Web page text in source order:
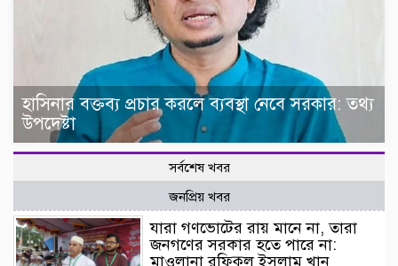
হাসিনার বক্তব্য প্রচার করলে ব্যবস্থা নেবে সরকার: তথ্য
উপদেষ্টা
সর্বশেষ খবর
জনপ্রিয় খবর
যারা গণভোটের রায় মানে না, তারা
জনগণের সরকার হতে পারে না:
মাওলানা রফিকুল ইসলাম খান